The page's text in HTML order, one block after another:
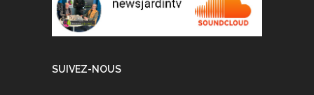
SUIVEZ-NOUS